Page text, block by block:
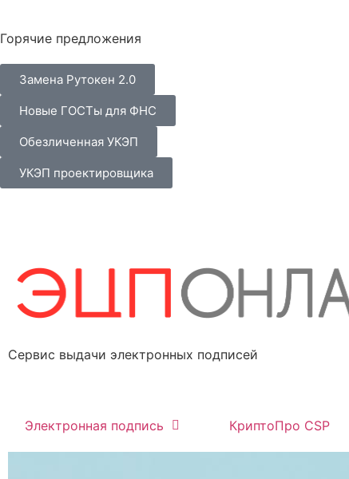
Горячие предложения
Замена Рутокен 2.0
Новые ГОСТы для ФНС
Обезличенная УКЭП
УКЭП проектировщика
Сервис выдачи электронных подписей
Электронная подпись КриптоПро CSP